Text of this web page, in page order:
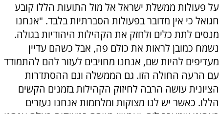
על פעולות ממשלת ישראל אל מול התועות הללו קובע
חגואל כי אין מדובר בפעולות הסברתיות בלבד. "אנחנו
מנסים לתת כלים ולחזק את הקהילות היהודיות בגולה.
נשמח כמובן לראות את כולם פה, אבל כשהם עדיין
מעדיפים להיות שם, אנחנו מחויבים לעזור להם להתמודד
עם הרעה החולה הזו. גם הממשלה וגם ההסתדרות
הציונית עושה הרבה לחיזוק הקהילות בזמנים הקשים
הללו. כאשר יש לנו מצוקות ומלחמות אנחנו נעזרים